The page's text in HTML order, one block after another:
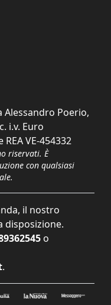
Alessandro Poerio,
i.v. Euro
REA VE-454332
riservati. È
con qualsiasi
il nostro
disposizione.
o
.